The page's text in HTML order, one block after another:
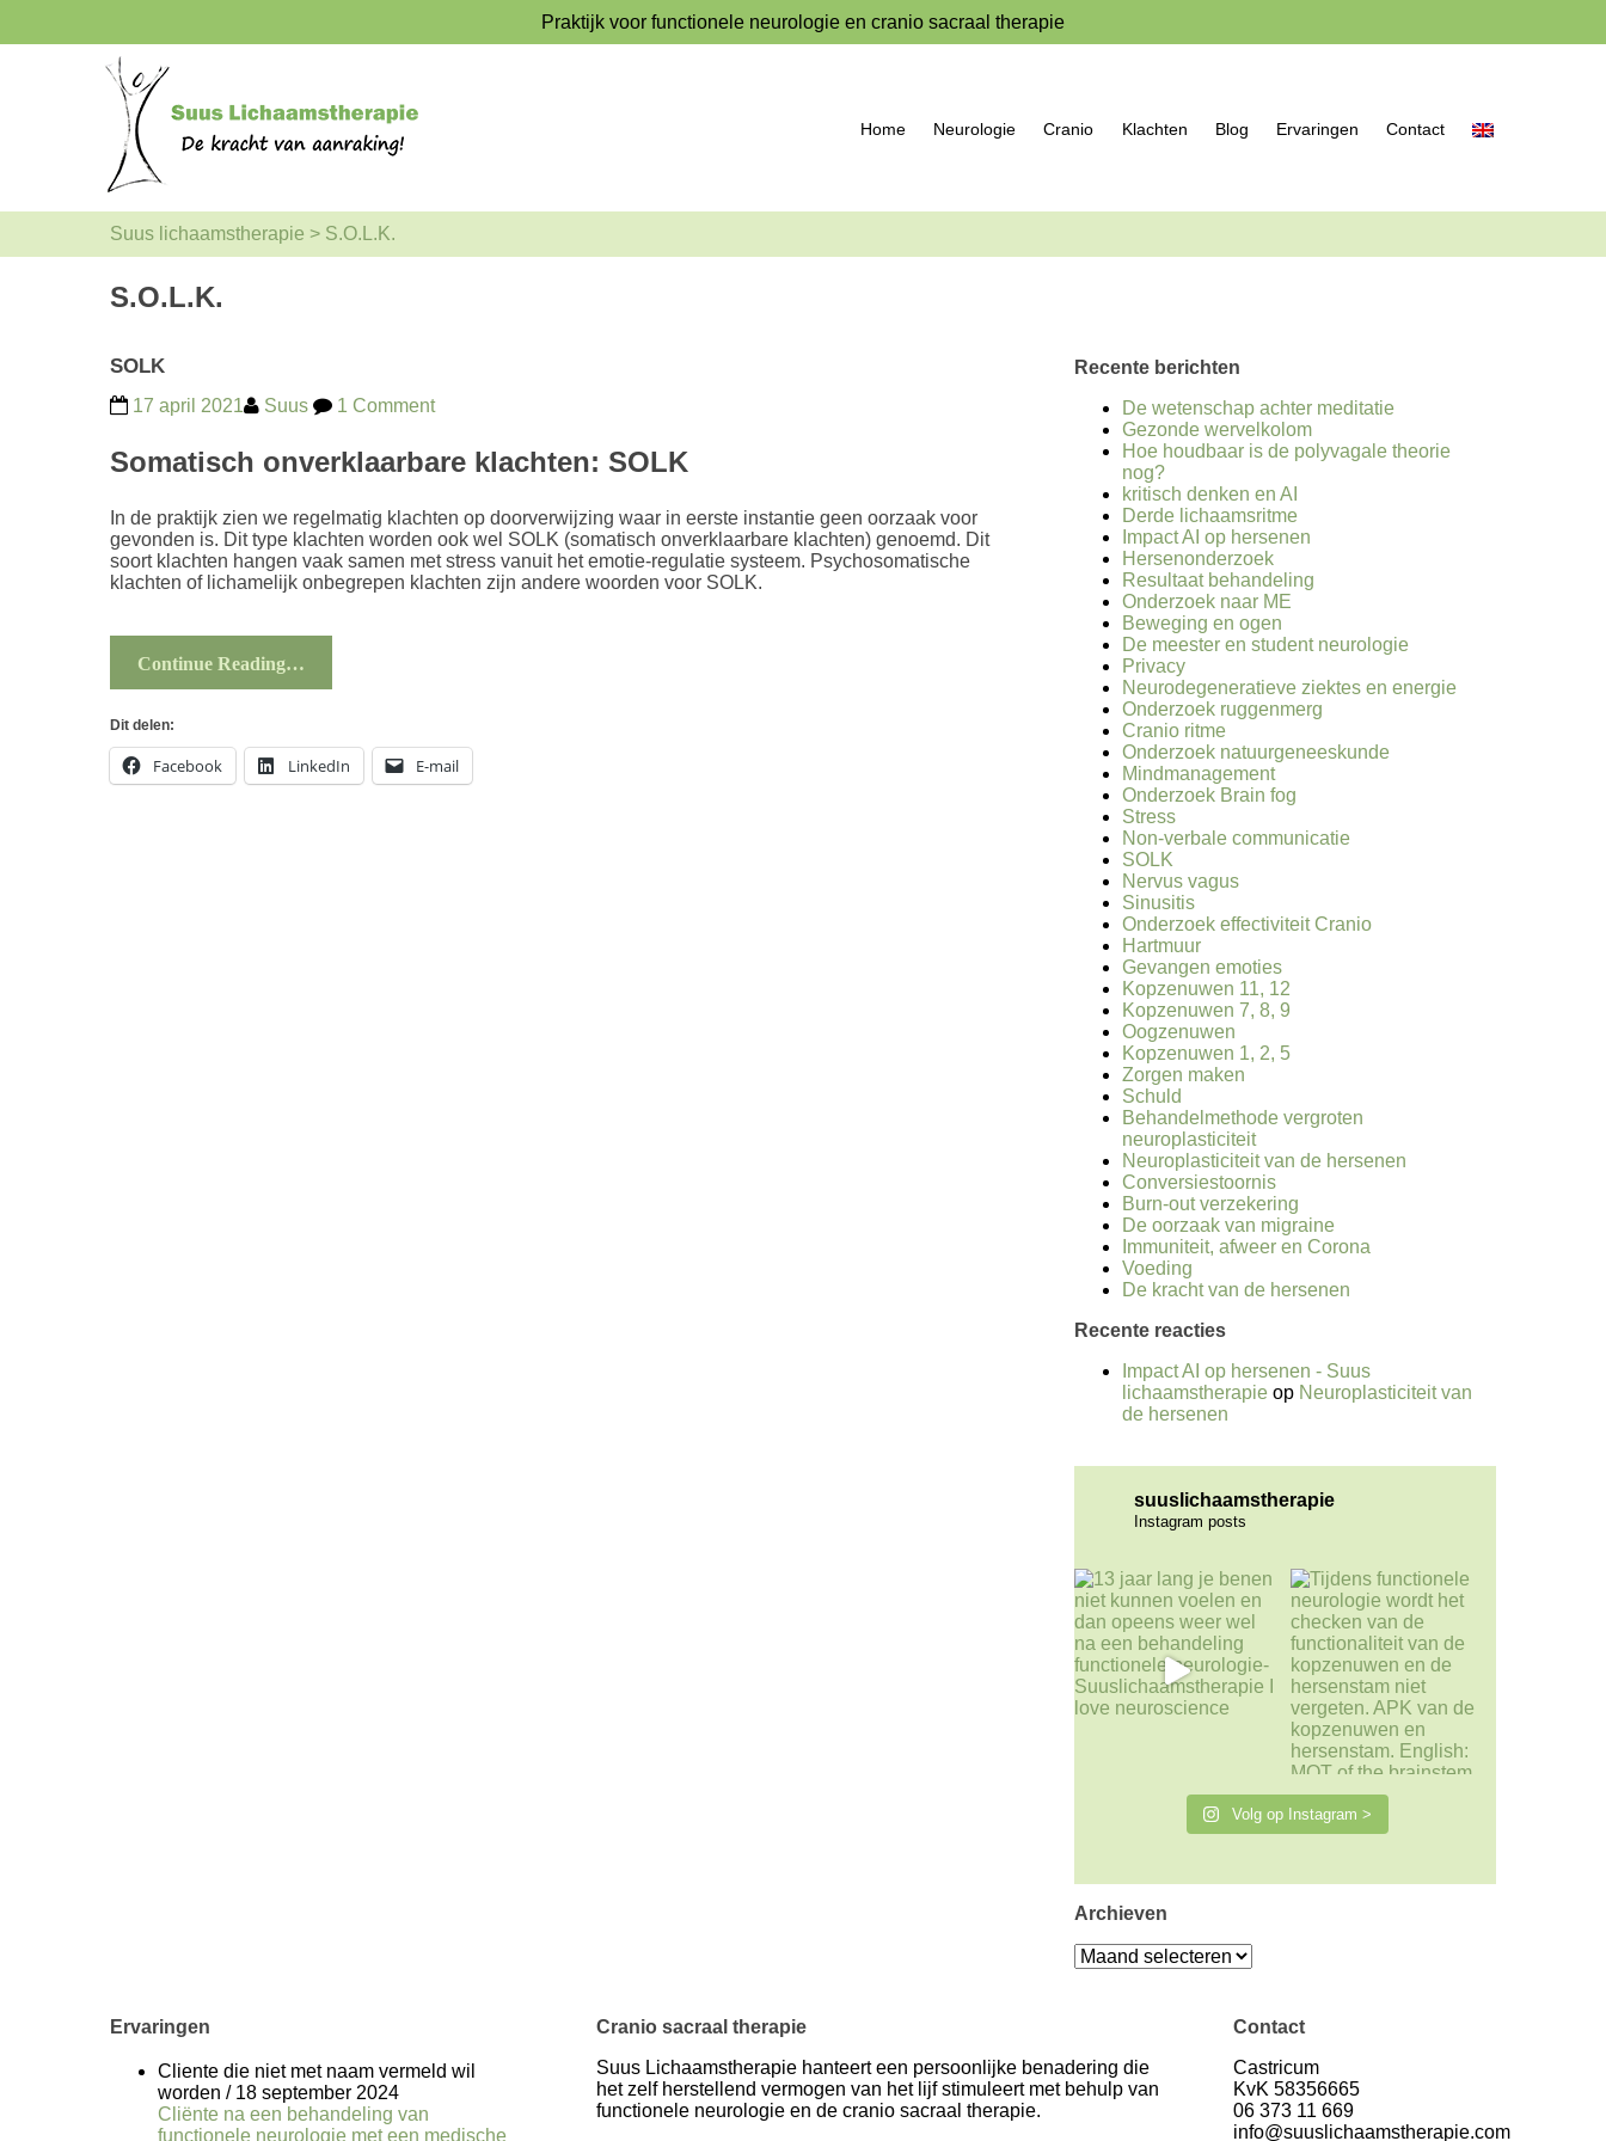
Praktijk voor functionele neurologie en cranio sacraal therapie
Home Neurologie Cranio Klachten Blog Ervaringen Contact
Suus lichaamstherapie > S.O.L.K.
S.O.L.K.
SOLK
17 april 2021 Suus 1 Comment
Somatisch onverklaarbare klachten: SOLK
In de praktijk zien we regelmatig klachten op doorverwijzing waar in eerste instantie geen oorzaak voor
gevonden is. Dit type klachten worden ook wel SOLK (somatisch onverklaarbare klachten) genoemd. Dit
soort klachten hangen vaak samen met stress vanuit het emotie-regulatie systeem. Psychosomatische
klachten of lichamelijk onbegrepen klachten zijn andere woorden voor SOLK.
Continue Reading…
Dit delen:
Facebook LinkedIn E-mail
Recente berichten
De wetenschap achter meditatie
Gezonde wervelkolom
Hoe houdbaar is de polyvagale theorie
nog?
kritisch denken en AI
Derde lichaamsritme
Impact AI op hersenen
Hersenonderzoek
Resultaat behandeling
Onderzoek naar ME
Beweging en ogen
De meester en student neurologie
Privacy
Neurodegeneratieve ziektes en energie
Onderzoek ruggenmerg
Cranio ritme
Onderzoek natuurgeneeskunde
Mindmanagement
Onderzoek Brain fog
Stress
Non-verbale communicatie
SOLK
Nervus vagus
Sinusitis
Onderzoek effectiviteit Cranio
Hartmuur
Gevangen emoties
Kopzenuwen 11, 12
Kopzenuwen 7, 8, 9
Oogzenuwen
Kopzenuwen 1, 2, 5
Zorgen maken
Schuld
Behandelmethode vergroten
neuroplasticiteit
Neuroplasticiteit van de hersenen
Conversiestoornis
Burn-out verzekering
De oorzaak van migraine
Immuniteit, afweer en Corona
Voeding
De kracht van de hersenen
Recente reacties
Impact AI op hersenen - Suus
lichaamstherapieop Neuroplasticiteit van
de hersenen
suuslichaamstherapie
Instagram posts
Volg op Instagram >
Archieven
Archieven
Ervaringen
Cliente die niet met naam vermeld wil
worden / 18 september 2024
Cliënte na een behandeling van
functionele neurologie met een medische
Cranio sacraal therapie
Suus Lichaamstherapie hanteert een persoonlijke benadering die
het zelf herstellend vermogen van het lijf stimuleert met behulp van
functionele neurologie en de cranio sacraal therapie.
Contact
Castricum
KvK 58356665
06 373 11 669
info@suuslichaamstherapie.com